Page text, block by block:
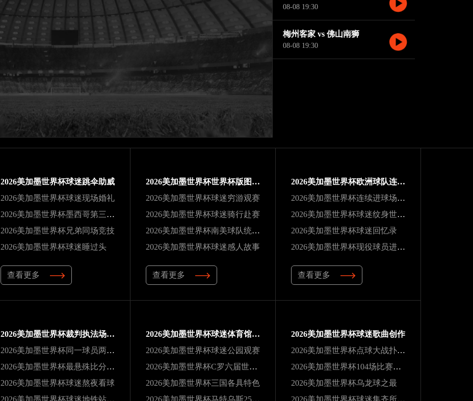
08-08 19:30
梅州客家 vs 佛山南狮
08-08 19:30
2026美加墨世界杯球迷跳伞助威
2026美加墨世界杯球迷现场婚礼
2026美加墨世界杯墨西哥第三次办赛
2026美加墨世界杯兄弟同场竞技
2026美加墨世界杯球迷睡过头
查看更多
2026美加墨世界杯世界杯版图扩展
2026美加墨世界杯球迷穷游观赛
2026美加墨世界杯球迷骑行赴赛
2026美加墨世界杯南美球队统治力
2026美加墨世界杯球迷感人故事
查看更多
2026美加墨世界杯欧洲球队连冠纪录
2026美加墨世界杯连续进球场次纪录
2026美加墨世界杯球迷纹身世界杯
2026美加墨世界杯球迷回忆录
2026美加墨世界杯现役球员进球榜
查看更多
2026美加墨世界杯裁判执法场次纪录
2026美加墨世界杯同一球员两夺冠军
2026美加墨世界杯最悬殊比分纪录
2026美加墨世界杯球迷熬夜看球
2026美加墨世界杯球迷地铁站观赛
2026美加墨世界杯球迷体育馆观赛
2026美加墨世界杯球迷公园观赛
2026美加墨世界杯C罗六届世界杯纪录
2026美加墨世界杯三国各具特色
2026美加墨世界杯马特乌斯25场纪录
2026美加墨世界杯球迷歌曲创作
2026美加墨世界杯点球大战扑救纪录
2026美加墨世界杯104场比赛场次最多
2026美加墨世界杯乌龙球之最
2026美加墨世界杯球迷集齐所有场馆